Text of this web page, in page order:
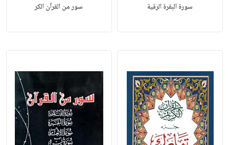
سورة البقرة الرقية سور من القرآن الكر